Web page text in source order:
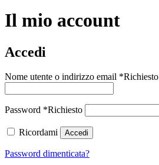
Il mio account
Accedi
Nome utente o indirizzo email *Richiesto
Password *Richiesto
Ricordami Accedi
Password dimenticata?